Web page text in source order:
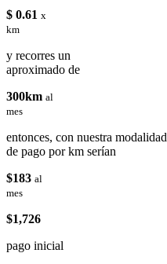
$ 0.61 x
km
y recorres un
aproximado de
300km al
mes
entonces, con nuestra modalidad
de pago por km serían
$183 al
mes
$1,726
pago inicial